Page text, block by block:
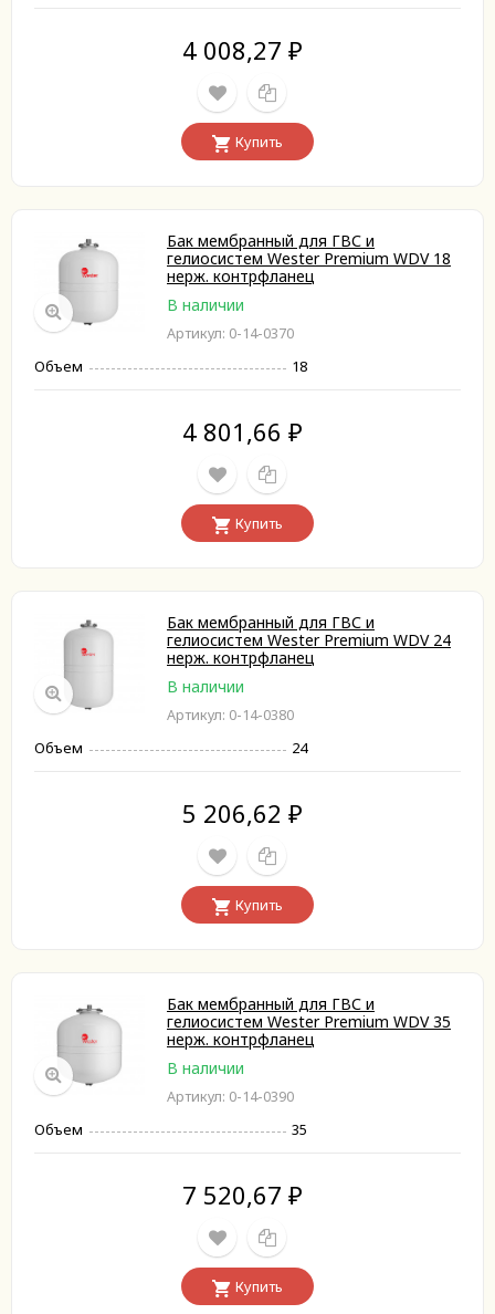
4 008,27 ₽
Купить
Бак мембранный для ГВС и
гелиосистем Wester Premium WDV 18
нерж. контрфланец
В наличии
Артикул: 0-14-0370
Объем 18
4 801,66 ₽
Купить
Бак мембранный для ГВС и
гелиосистем Wester Premium WDV 24
нерж. контрфланец
В наличии
Артикул: 0-14-0380
Объем 24
5 206,62 ₽
Купить
Бак мембранный для ГВС и
гелиосистем Wester Premium WDV 35
нерж. контрфланец
В наличии
Артикул: 0-14-0390
Объем 35
7 520,67 ₽
Купить